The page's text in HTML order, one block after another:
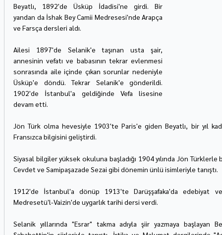
Beyatlı, 1892'de Üsküp İdadisi'ne girdi. Bir
yandan da İshak Bey Camii Medresesi'nde Arapça
ve Farsça dersleri aldı.
Ailesi 1897'de Selanik'e taşınan usta şair,
annesinin vefatı ve babasının tekrar evlenmesi
sonrasında aile içinde çıkan sorunlar nedeniyle
Üsküp'e döndü. Tekrar Selanik'e gönderildi.
1902'de İstanbul'a geldiğinde Vefa lisesine
devam etti.
Jön Türk olma hevesiyle 1903'te Paris'e giden Beyatlı, bir yıl
Fransızca bilgisini geliştirdi.
Siyasal bilgiler yüksek okuluna başladığı 1904 yılında Jön Türklerle
Cevdet ve Samipaşazade Sezai gibi dönemin ünlü isimleriyle tanıştı.
1912'de İstanbul'a dönüp 1913'te Darüşşafaka'da edebiyat
Medresetü'l-Vaizin'de uygarlık tarihi dersi verdi.
Selanik yıllarında "Esrar" takma adıyla şiir yazmaya başlayan